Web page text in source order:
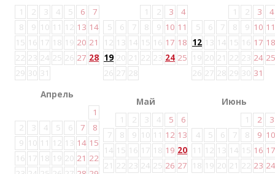
1
2 3 4 5 6
7
8
9 10 11 12 13 14
15 16 17 18 19 20 21
22 23 24 25 26 27 28
29 30 31
1
2 3
4
5
6 7 8 9 10 11
12 13 14 15 16 17 18
19 20 21 22 23 24 25
26 27 28
1
2 3
4
5
6 7 8 9 10 11
12 13 14 15 16 17 18
19 20 21 22 23 24 25
26 27 28 29 30 31
Апрель
1
2
3 4 5 6 7
8
9 10 11 12 13 14 15
16 17 18 19 20 21 22
Май
1
2 3 4 5
6
7
8 9 10 11 12 13
14 15 16 17 18 19 20
21 22 23 24 25 26 27
Июнь
1
2
3
4
5 6 7 8 9 10
11 12 13 14 15 16 17
18 19 20 21 22 23 24